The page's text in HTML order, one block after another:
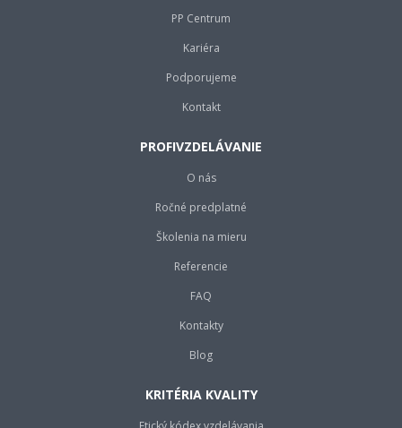
PP Centrum
Kariéra
Podporujeme
Kontakt
PROFIVZDELÁVANIE
O nás
Ročné predplatné
Školenia na mieru
Referencie
FAQ
Kontakty
Blog
KRITÉRIA KVALITY